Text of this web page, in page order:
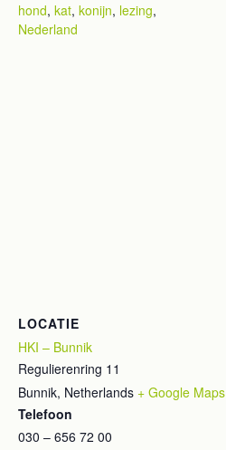
hond, kat, konijn, lezing,
Nederland
LOCATIE
HKI – Bunnik
Regulierenring 11
Bunnik, Netherlands + Google Maps
Telefoon
030 – 656 72 00